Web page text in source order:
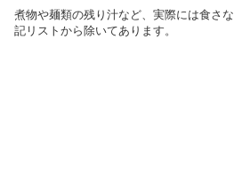
煮物や麺類の残り汁など、実際には食さ
記リストから除いてあります。